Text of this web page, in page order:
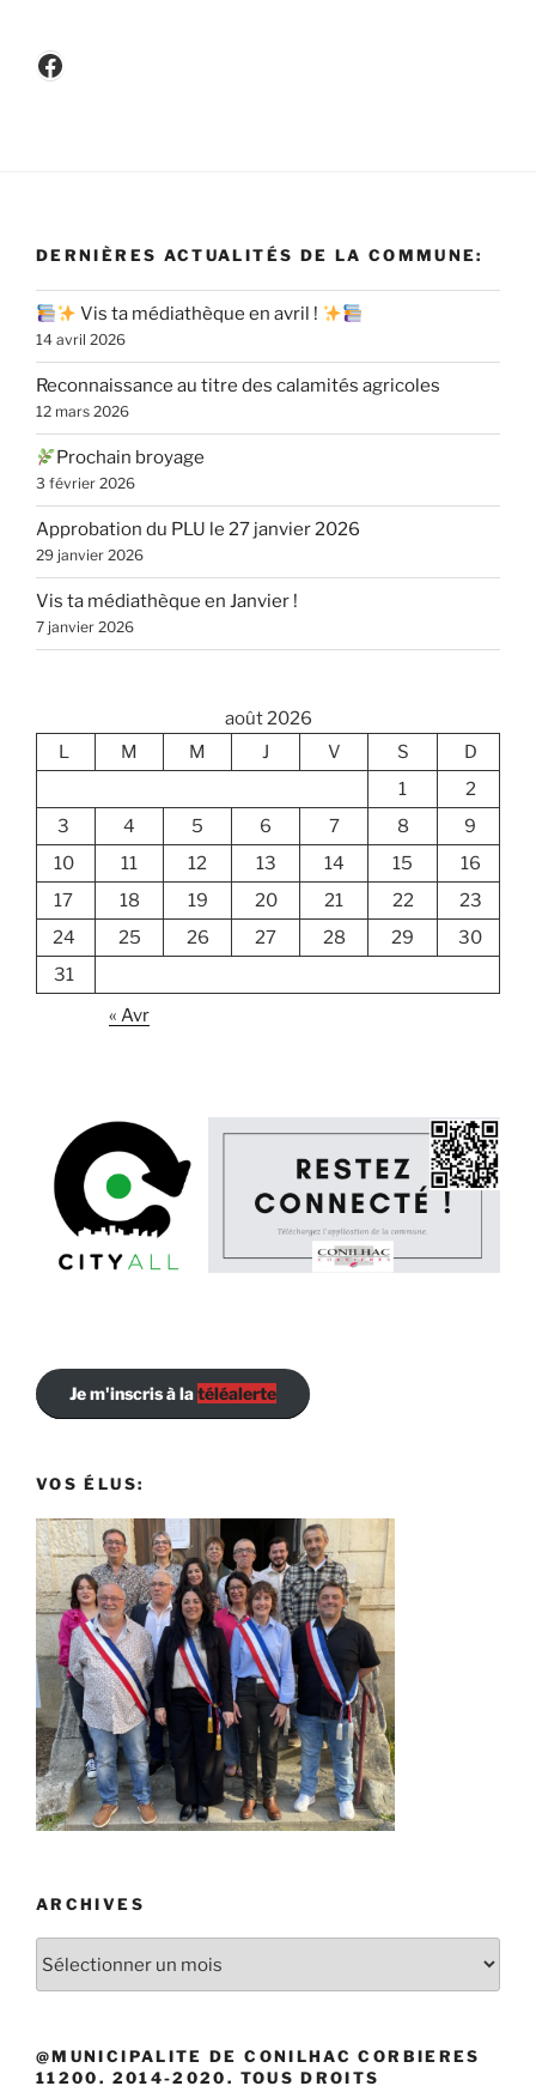
Facebook
DERNIÈRES ACTUALITÉS DE LA COMMUNE:
Vis ta médiathèque en avril !
14 avril 2026
Reconnaissance au titre des calamités agricoles
12 mars 2026
Prochain broyage
3 février 2026
Approbation du PLU le 27 janvier 2026
29 janvier 2026
Vis ta médiathèque en Janvier !
7 janvier 2026
août 2026
L
M M J V S
D
1
2
3
4 5 6 7 8
9
10
11 12 13 14 15
16
17
18 19 20 21 22
23
24
25 26 27 28 29
30
31
« Avr
Je m'inscris à latéléalerte
VOS ÉLUS:
ARCHIVES
@MUNICIPALITE DE CONILHAC CORBIERES
11200. 2014-2020. TOUS DROITS